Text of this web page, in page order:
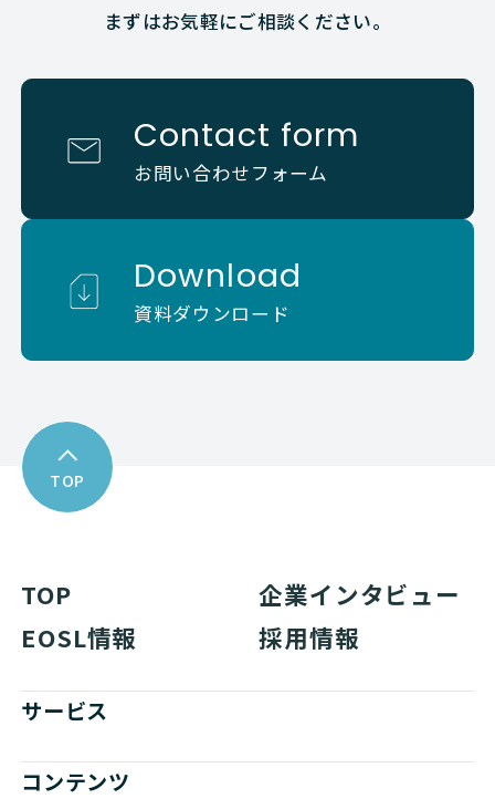
まずはお気軽にご相談ください。
Contact form
お問い合わせフォーム
Download
資料ダウンロード
TOP
TOP
企業インタビュー
EOSL情報
採用情報
サービス
コンテンツ